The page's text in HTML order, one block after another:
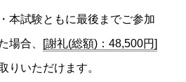
本試験ともに最後までご参加
場合、 [謝礼(総額)：48,500円]
りいただけます。